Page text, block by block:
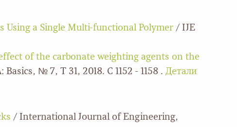
Using a Single Multi-functional Polymer / IJE
of the carbonate weighting agents on the
№ 7, Т 31, 2018. С 1152 - 1158 . Детали
/ International Journal of Engineering,